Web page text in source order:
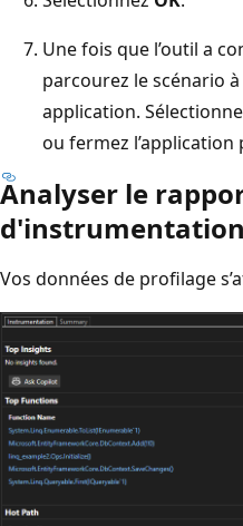
Une fois que l’outil a
parcourez le scénario
application.
ou fermez
Analyser le
d'instrumentation
Vos données de profilage